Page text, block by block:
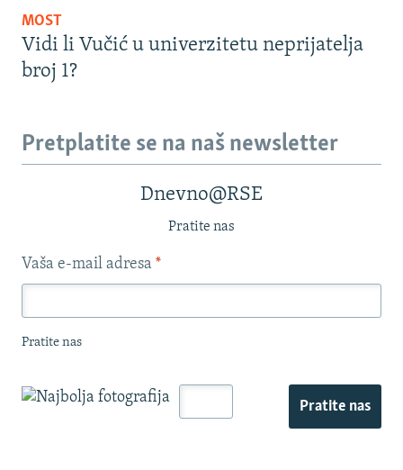
MOST
Vidi li Vučić u univerzitetu neprijatelja
broj 1?
Pretplatite se na naš newsletter
Dnevno@RSE
Pratite nas
Vaša e-mail adresa *
Pratite nas
Pratite nas